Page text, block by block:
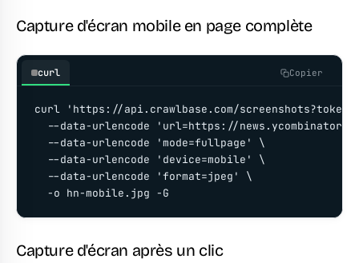
Capture d'écran mobile en page complète
curl Copier
curl 'https://api.crawlbase.com/
--data-urlencode 'url=https://
  --data-urlencode 'mode=fullpage' \
  --data-urlencode 'device=mobile' \
  --data-urlencode 'format=jpeg' \
  -o hn-mobile.jpg -G
Capture d'écran après un clic